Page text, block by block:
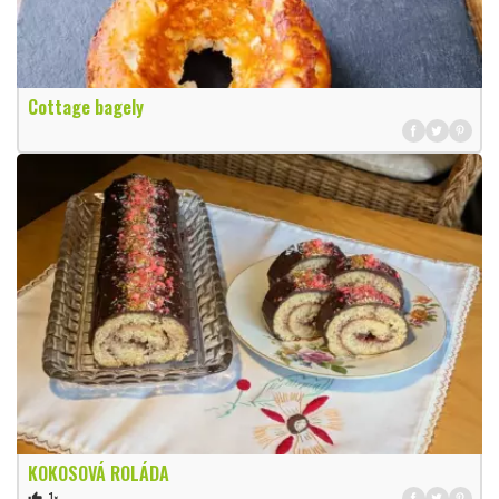
Cottage bagely
KOKOSOVÁ ROLÁDA